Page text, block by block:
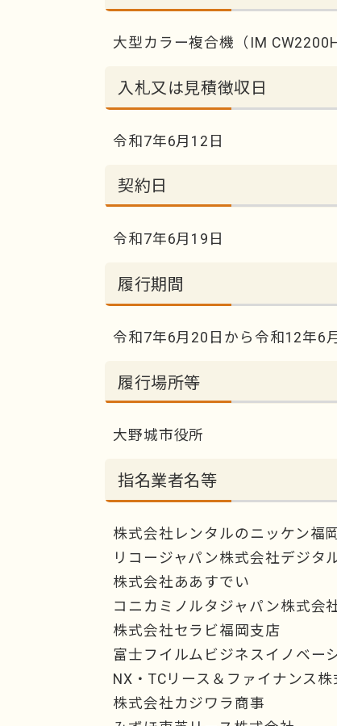
大型カラー複合機（IM
入札又は見積徴収日
令和7年6月12日
契約日
令和7年6月19日
履行期間
令和7年6月20日から令和12年6
履行場所等
大野城市役所
指名業者名等
株式会社レンタルのニッケン福
リコージャパン株式会社デジタ
株式会社ああすでい
コニカミノルタジャパン株式会
株式会社セラビ福岡支店
富士フイルムビジネスイノベー
NX・TCリース＆ファイナンス
株式会社カジワラ商事